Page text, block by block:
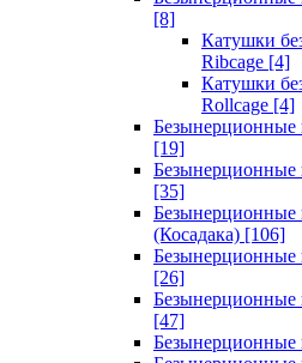
[8]
Катушки
Ribcage [4]
Катушки
Rollcage [4]
Безынерционные
[19]
Безынерционные
[35]
Безынерционные
(Косадака) [106]
[26]
Безынерционные
[47]
Безынерционные